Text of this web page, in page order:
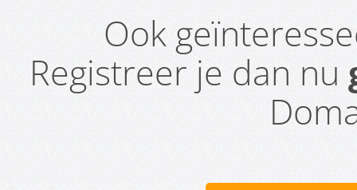
Ook
Registreer je dan nu